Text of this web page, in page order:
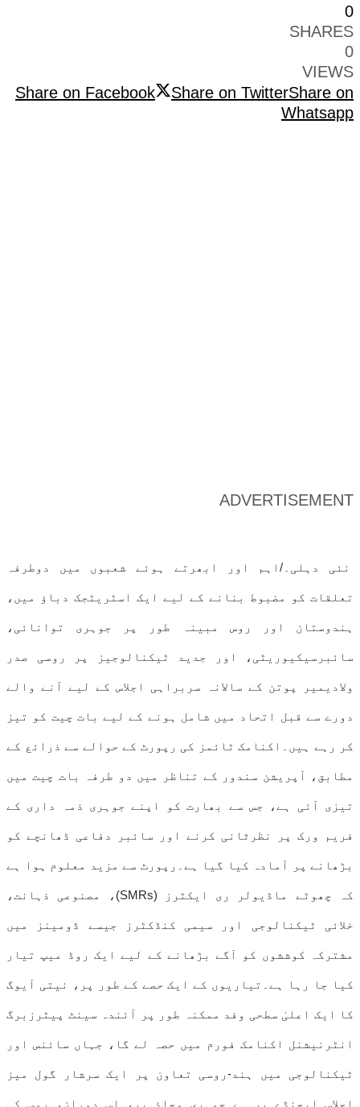
0
SHARES
0
VIEWS
Share on Facebook
Share on TwitterShare on
Whatsapp
ADVERTISEMENT
نئی دہلی۔/اہم اور ابھرتے ہوئے شعبوں میں دوطرفہ
تعلقات کو مضبوط بنانے کے لیے ایک اسٹریٹجک دباؤ میں،
ہندوستان اور روس مبینہ طور پر جوہری توانائی،
سائبرسیکیوریٹی، اور جدید ٹیکنالوجیز پر روسی صدر
ولادیمیر پوتن کے سالانہ سربراہی اجلاس کے لیے آنے والے
دورے سے قبل اتحاد میں شامل ہونے کے لیے بات چیت کو تیز
کر رہے ہیں۔اکنامک ٹائمز کی رپورٹ کے حوالے سے ذرائع کے
مطابق، آپریشن سندور کے تناظر میں دو طرفہ بات چیت میں
تیزی آئی ہے، جس سے بھارت کو اپنے جوہری ذمہ داری کے
فریم ورک پر نظرثانی کرنے اور سائبر دفاعی ڈھانچے کو
بڑھانے پر آمادہ کیا گیا ہے۔رپورٹ سے مزید معلوم ہوا ہے
کہ چھوٹے ماڈیولر ری ایکٹرز (SMRs)، مصنوعی ذہانت،
خلائی ٹیکنالوجی اور سیمی کنڈکٹرز جیسے ڈومینز میں
مشترکہ کوششوں کو آگے بڑھانے کے لیے ایک روڈ میپ تیار
کیا جا رہا ہے۔تیاریوں کے ایک حصے کے طور پر، نیتی آیوگ
کا ایک اعلیٰ سطحی وفد ممکنہ طور پر آئندہ سینٹ پیٹرزبرگ
انٹرنیشنل اکنامک فورم میں حصہ لے گا، جہاں سائنس اور
ٹیکنالوجی میں ہند-روسی تعاون پر ایک سرشار گول میز
اجلاس ایجنڈے پر ہے۔جوہری محاذ پر، اس دوران، روس کی